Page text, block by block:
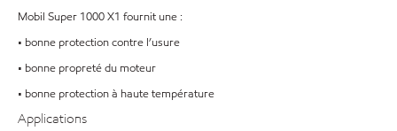
Mobil Super 1000 X1 fournit une :
• bonne protection contre l’usure
• bonne propreté du moteur
• bonne protection à haute température
Applications